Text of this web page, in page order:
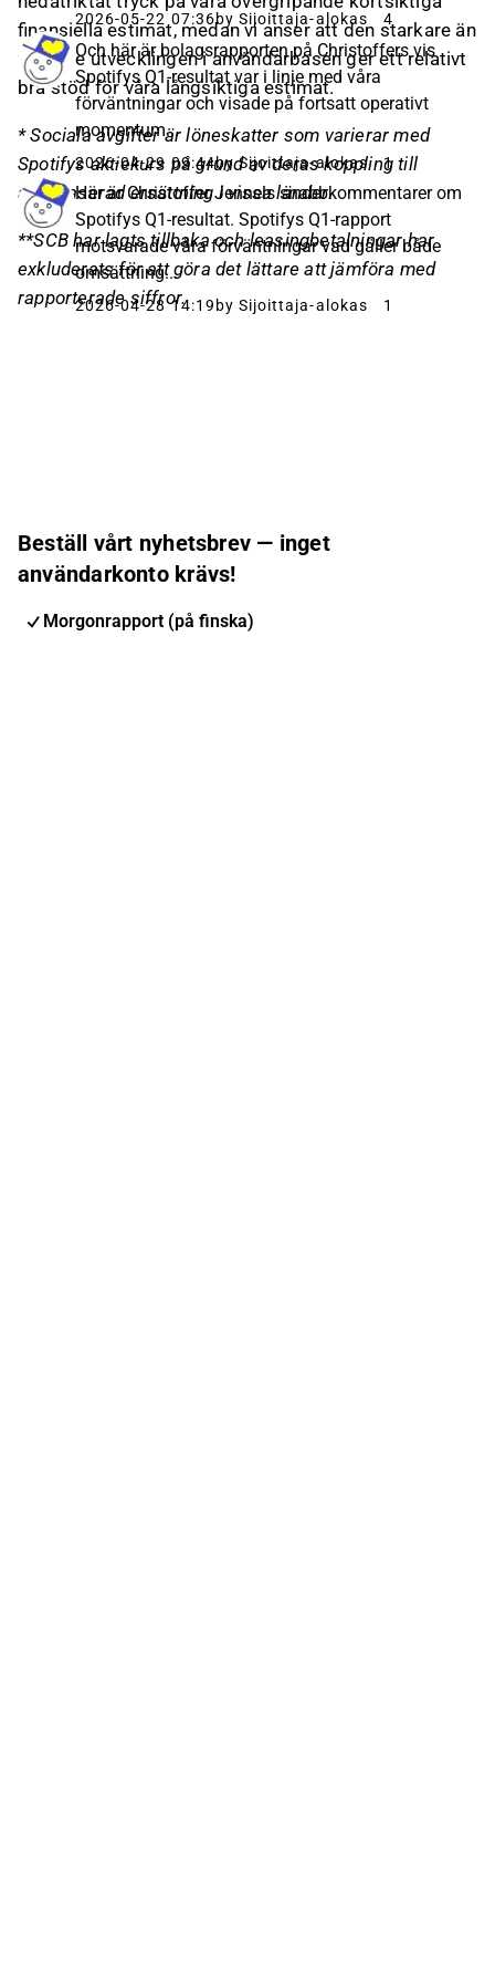
finansiella estimat, medan vi anser att den starkare än
väntade utvecklingen i användarbasen ger ett relativt
bra stöd för våra långsiktiga estimat.
* Sociala avgifter är löneskatter som varierar med
Spotifys aktiekurs på grund av deras koppling till
aktiebaserad ersättning i vissa länder.
**SCB har lagts tillbaka och leasingbetalningar har
exkluderats för att göra det lättare att jämföra med
rapporterade siffror.
2026-05-22 07:36by Sijoittaja-alokas 4
Och här är bolagsrapporten på Christoffers vis
Spotifys Q1-resultat var i linje med våra
förväntningar och visade på fortsatt operativt
momentum...
2026-04-29 09:44by Sijoittaja-alokas 1
Här är Christoffer Jennels snabbkommentarer om
Spotifys Q1-resultat. Spotifys Q1-rapport
motsvarade våra förväntningar vad gäller både
omsättning...
2026-04-28 14:19 by Sijoittaja-alokas 1
Beställ vårt nyhetsbrev — inget
användarkonto krävs!
Morgonrapport (på finska)